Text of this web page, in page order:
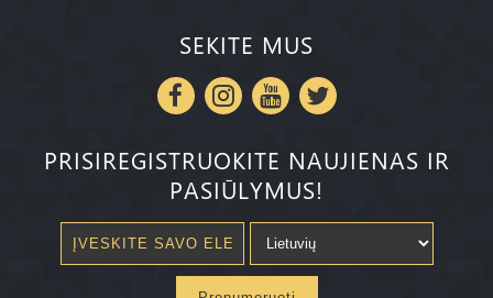
SEKITE MUS
PRISIREGISTRUOKITE NAUJIENAS IR
PASIŪLYMUS!